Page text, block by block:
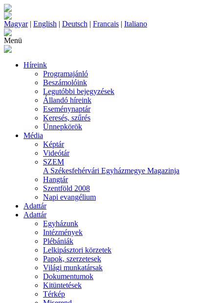
Magyar| English | Deutsch | Francais | Italiano
Menü
Híreink
Programajánló
Beszámolóink
Legutóbbi bejegyzések
Állandó híreink
Eseménynaptár
Keresés, szűrés
Ünnepkörök
Média
Képtár
Videótár
SZEM
A Székesfehérvári Egyházmegye Magazinja
Hangtár
Szentföld 2008
Napi evangélium
Adattár
Adattár
Egyházunk
Intézmények
Plébániák
Lelkipásztori körzetek
Papok, szerzetesek
Világi munkatársak
Dokumentumok
Kitüntetések
Térkép